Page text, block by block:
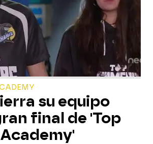
su equipo
final de 'Top